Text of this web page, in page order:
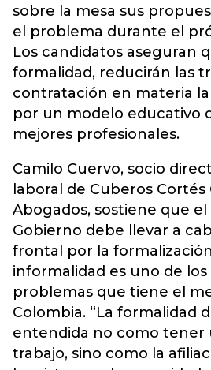
sobre la mesa sus
el problema durante el
Los candidatos aseguran
formalidad, reducirán las
contratación en materia
por un modelo educativo
mejores profesionales.
Camilo Cuervo, socio
laboral de Cuberos
Abogados, sostiene que
Gobierno debe llevar a
frontal por la
informalidad es uno de
problemas que tiene el
Colombia. “La formalidad
entendida no como tener
trabajo, sino como la